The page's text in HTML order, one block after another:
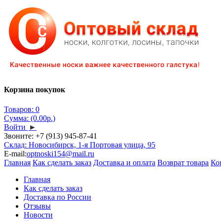
Корзина покупок
Товаров: 0
Сумма: (0.00р.)
Войти ►
Звоните: +7 (913) 945-87-41
Склад: Новосибирск, 1-я Портовая улица, 95
E-mail:optnoski154@mail.ru
Главная Как сделать заказ Доставка и оплата Возврат товара
Главная
Как сделать заказ
Доставка по России
Отзывы
Новости